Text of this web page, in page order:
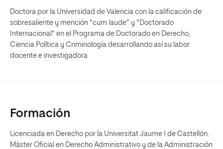
Doctora por la Universidad de Valencia con la calificación de
sobresaliente y mención "cum laude" y "Doctorado
Internacional" en el Programa de Doctorado en Derecho,
Ciencia Política y Criminología desarrollando así su labor
docente e investigadora
Formación
Licenciada en Derecho por la Universitat Jaume I de Castellón.
Máster Oficial en Derecho Administrativo y de la Administración